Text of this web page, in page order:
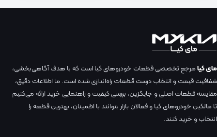
مای کیامرجع تخصصی قطعات خودروهای کیا است که با هدف آگاهی‌بخشی،
شفافیت قیمت و انتخاب درست قطعات راه‌اندازی شده است. ما اطلاعات دقیق،
مقایسه قطعات اصلی و جایگزین، بررسی کیفیت و راهنمایی خرید ارائه می‌کنیم
تا مالکین خودروهای کیا و فعالان بازار بتوانند با اطمینان، بهترین قطعه را
انتخاب و خرید کنند.